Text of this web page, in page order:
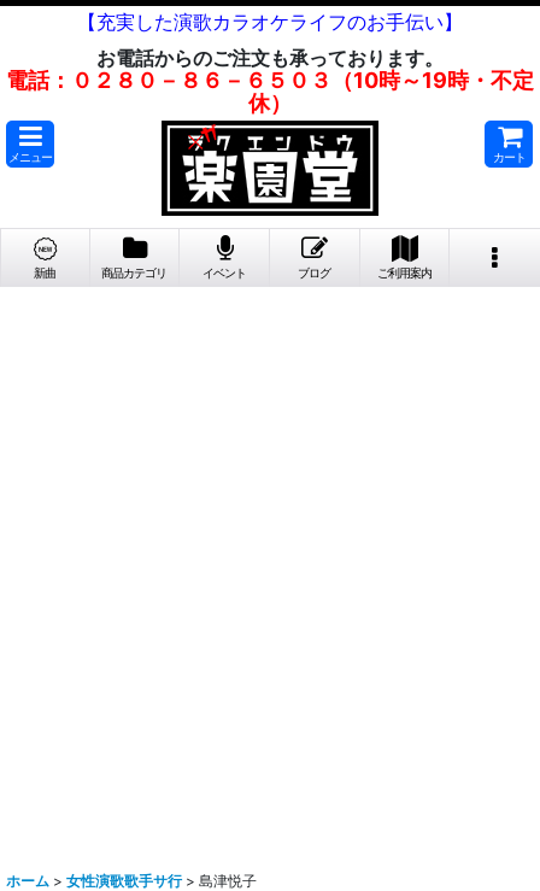
【充実した演歌カラオケライフのお手伝い】
お電話からのご注文も承っております。
電話：０２８０－８６－６５０３（10時～19時・不定
休）
メニュー カート
新曲 商品カテゴリ イベント ブログ ご利用案内
ホーム > 女性演歌歌手サ行 > 島津悦子